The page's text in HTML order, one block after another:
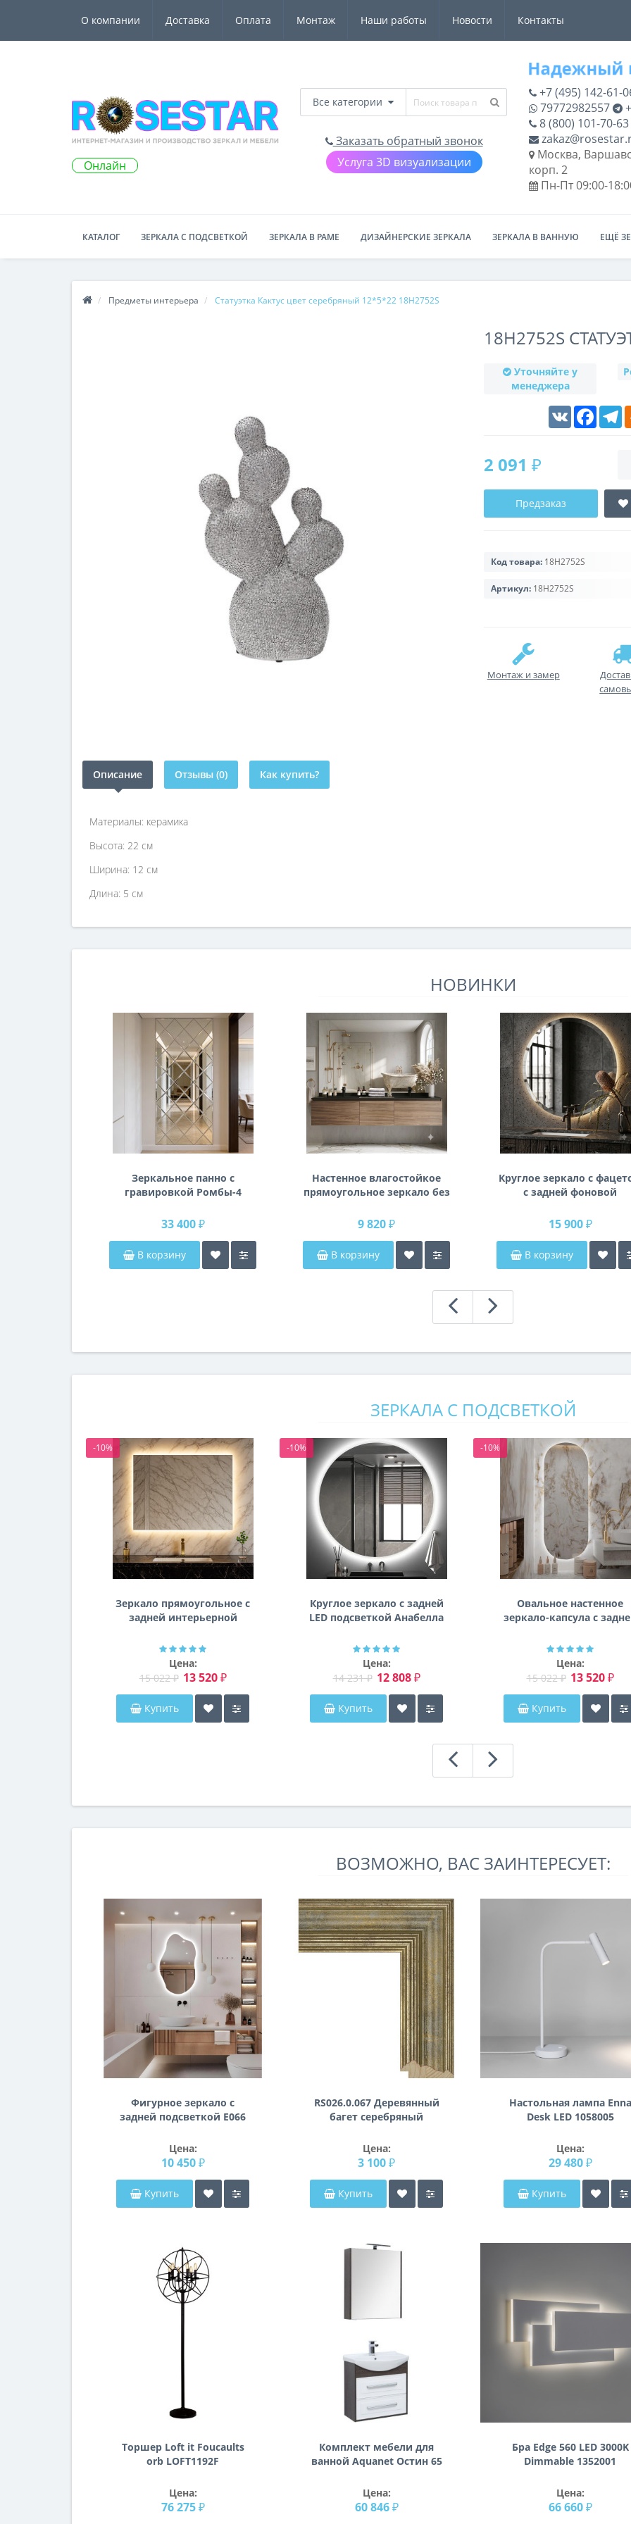
О компании Доставка Оплата Монтаж Наши работы Новости Контакты
Онлайн
Все категории
Заказать обратный звонок
Услуга 3D визуализации
+7 (495) 142-61-
79772982557
8 (800) 101-70-63
Москва,
корп. 2
Пн-Пт 09:00-
КАТАЛОГ ЗЕРКАЛА С ПОДСВЕТКОЙ ЗЕРКАЛА В РАМЕ ДИЗАЙНЕРСКИЕ ЗЕРКАЛА ЗЕРКАЛА В ВАННУЮ ЕЩЁ
Предметы интерьера Статуэтка Кактус цвет серебряный 12*5*22 18H2752S
18H2752S
Уточняйте у
менеджера
VK
2 091 ₽
Предзаказ
Код товара: 18H2752S
Артикул: 18H2752S
Монтаж и замер
Описание Отзывы (0) Как купить?
Материалы: керамика
Высота: 22 см
Ширина: 12 см
Длина: 5 см
НОВИНКИ
Зеркальное панно с
гравировкой Ромбы-4
33 400 ₽
В корзину
Настенное влагостойкое
прямоугольное зеркало без
см (1400 мм)
9 820 ₽
В корзину
Круглое зеркало с
с задней фоновой
15 900 ₽
В корзину
ЗЕРКАЛА С ПОДСВЕТКОЙ
-10%
Зеркало прямоугольное с
задней интерьерной
Далтон
Цена:
15 022 ₽ 13 520 ₽
Купить
-10%
Круглое зеркало с задней
LED подсветкой Анабелла
Цена:
14 231 ₽ 12 808 ₽
Купить
-10%
Овальное настенное
зеркало-капсула с
Мэриэнн
Цена:
15 022 ₽ 13 520 ₽
Купить
ВОЗМОЖНО, ВАС ЗАИНТЕРЕСУЕТ:
Фигурное зеркало с
задней подсветкой E066
Цена:
10 450 ₽
Купить
RS026.0.067 Деревянный
багет серебряный
Цена:
3 100 ₽
Купить
Настольная лампа Enna
Desk LED 1058005
Цена:
29 480 ₽
Купить
Торшер Loft it Foucaults
orb LOFT1192F
Цена:
76 275 ₽
Комплект мебели для
ванной Aquanet Остин 65
Цена:
60 846 ₽
Бра Edge 560 LED 3000K
Dimmable 1352001
Цена:
66 660 ₽